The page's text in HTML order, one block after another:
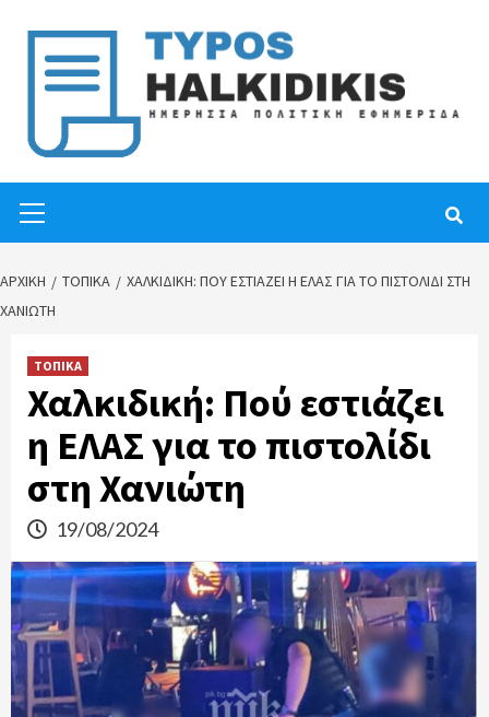
content
Menu
ΑΡΧΙΚΉ ΤΟΠΙΚΑ
ΧΑΛΚΙΔΙΚΉ: ΠΟΎ ΕΣΤΙΆΖΕΙ Η ΕΛΑΣ ΓΙΑ ΤΟ ΠΙΣΤΟΛΊΔΙ ΣΤΗ
ΧΑΝΙΏΤΗ
ΤΟΠΙΚΑ
Χαλκιδική: Πού εστιάζει
η ΕΛΑΣ για το πιστολίδι
στη Χανιώτη
19/08/2024